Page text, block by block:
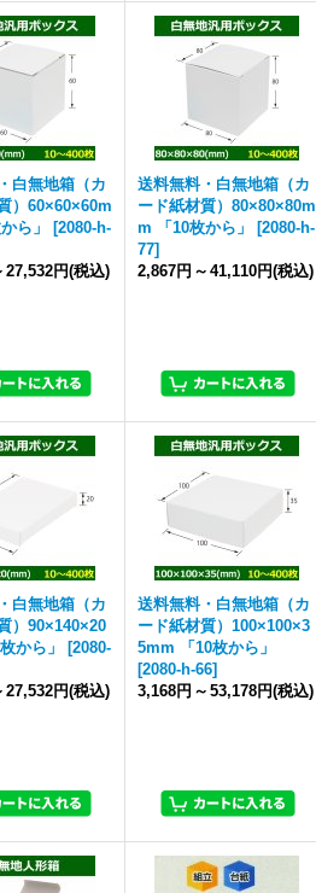
白無地箱（カ
）60×60×60m
ら」
[2080-h-
27,532円(税込)
送料無料・白無地箱（カ
ード紙材質）80×80×80m
m 「10枚から」
[2080-h-
77]
2,867円 ～ 41,110円(税込)
白無地箱（カ
）90×140×20
から」
[2080-
27,532円(税込)
送料無料・白無地箱（カ
ード紙材質）100×100×3
5mm 「10枚から」
[2080-h-66]
3,168円 ～ 53,178円(税込)